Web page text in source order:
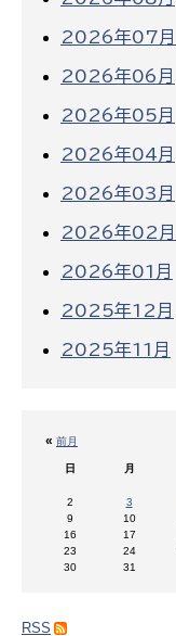
2026年07月
2026年06月
2026年05月
2026年04月
2026年03月
2026年02月
2026年01月
2025年12月
2025年11月
« 前月
日 月
2
3
9
10
16
17
23
24
30
31
RSS